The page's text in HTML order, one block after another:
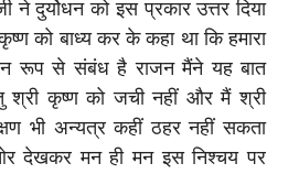
ने दुर्योधन को इस प्रकार उत्तर दिया
को बाध्य कर के कहा था कि हमारा
रूप से संबंध है राजन मैंने यह बात
श्री कृष्ण को जची नहीं और मैं श्री
भी अन्यत्र कहीं ठहर नहीं सकता
देखकर मन ही मन इस निश्चय पर